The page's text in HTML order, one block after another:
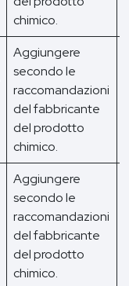
chimico.
Aggiungere
secondo le
raccomandazioni
del fabbricante
del prodotto
chimico.
Aggiungere
secondo le
raccomandazioni
del fabbricante
del prodotto
chimico.